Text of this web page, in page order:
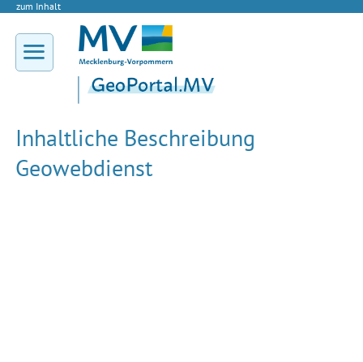
zum Inhalt
Inhaltliche Beschreibung
Geowebdienst